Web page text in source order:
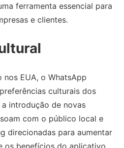
ferramenta essencial para
e clientes.
nos EUA, o WhatsApp
culturais dos
introdução de novas
com o público local e
direcionadas para aumentar
os benefícios do aplicativo.